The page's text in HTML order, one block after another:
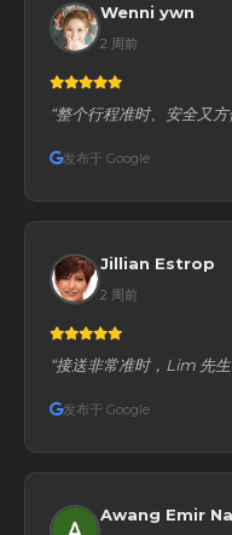
Wenni ywn
2 周前
“整个行程准时、安全又
发布于 Google
Jillian Estrop
2 周前
“接送非常准时，Lim 先
发布于 Google
Awang Emir